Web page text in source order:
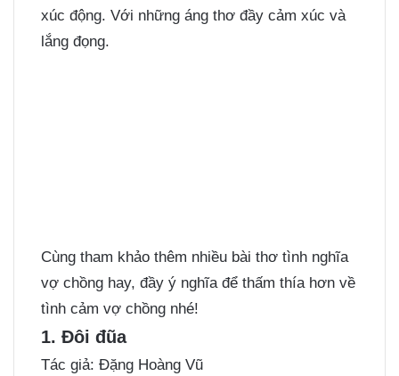
xúc động. Với những áng thơ đầy cảm xúc và
lắng đọng.
Cùng tham khảo thêm nhiều bài thơ tình nghĩa
vợ chồng hay, đầy ý nghĩa để thấm thía hơn về
tình cảm vợ chồng nhé!
1. Đôi đũa
Tác giả: Đặng Hoàng Vũ